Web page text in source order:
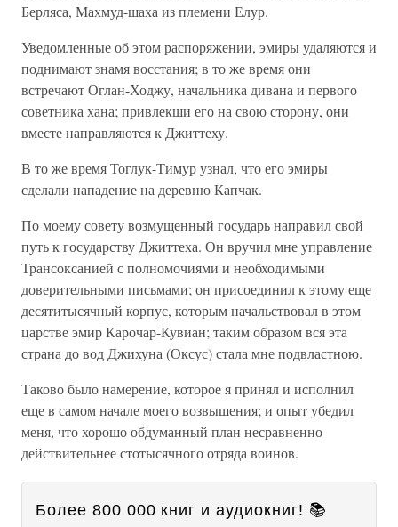
Берляса, Махмуд-шаха из племени Елур.
Уведомленные об этом распоряжении, эмиры удаляются и
поднимают знамя восстания; в то же время они
встречают Оглан-Ходжу, начальника дивана и первого
советника хана; привлекши его на свою сторону, они
вместе направляются к Джиттеху.
В то же время Тоглук-Тимур узнал, что его эмиры
сделали нападение на деревню Капчак.
По моему совету возмущенный государь направил свой
путь к государству Джиттеха. Он вручил мне управление
Трансоксанией с полномочиями и необходимыми
доверительными письмами; он присоединил к этому еще
десятитысячный корпус, которым начальствовал в этом
царстве эмир Карочар-Кувиан; таким образом вся эта
страна до вод Джихуна (Оксус) стала мне подвластною.
Таково было намерение, которое я принял и исполнил
еще в самом начале моего возвышения; и опыт убедил
меня, что хорошо обдуманный план несравненно
действительнее стотысячного отряда воинов.
Более 800 000 книг и аудиокниг! 📚